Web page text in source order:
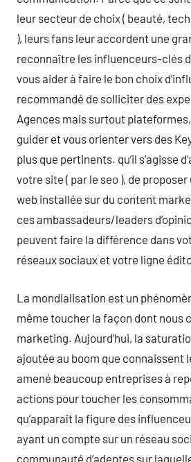
leur secteur de choix ( beauté,
), leurs fans leur accordent une
reconnaître les influenceurs-clés
vous aider à faire le bon choix
recommandé de solliciter des
Agences mais surtout
guider et vous orienter vers des
plus que pertinents. qu’il s’agisse
votre site ( par le seo ), de
web installée sur du content
ces ambassadeurs/leaders
peuvent faire la différence dans
réseaux sociaux et votre ligne
La mondialisation est un
même toucher la façon dont nous
marketing. Aujourd’hui, la
ajoutée au boom que connaissent
amené beaucoup entreprises à
actions pour toucher les
qu’apparaît la figure des
ayant un compte sur un réseau
communauté d’adeptes sur